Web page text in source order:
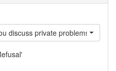
discuss private problems with